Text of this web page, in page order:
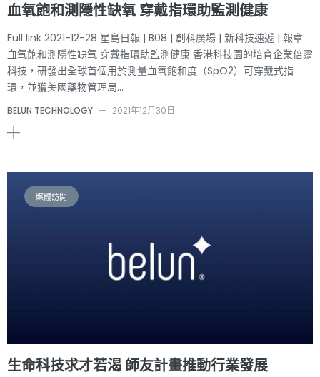
血氧飽和測隱性缺氧 穿戴指環助監測健康
Full link 2021-12-28 星島日報 | B08 | 創科廣場 | 新科技速遞 | 報章
血氧飽和測隱性缺氧 穿戴指環助監測健康 香港科技園的培育企業倍靈
科技，研發出全球首個用於測量血氧飽和度（SpO2）可穿戴式指
環，並獲美國藥物管理局…
BELUN TECHNOLOGY — 2021年12月30日
媒體訪問
生命科技求才若渴 師友計畫推動行業發展